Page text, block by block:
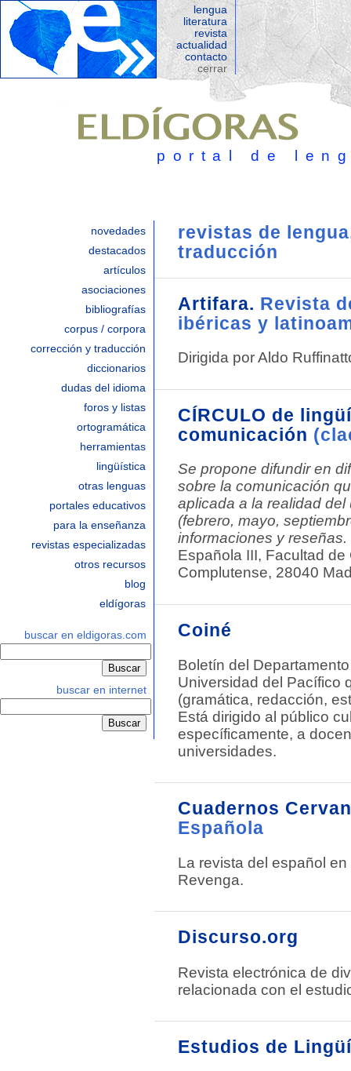
portal de
novedades
destacados
artículos
asociaciones
bibliografías
corpus / corpora
corrección y traducción
diccionarios
dudas del idioma
foros y listas
ortogramática
herramientas
lingüística
otras lenguas
portales educativos
para la enseñanza
revistas especializadas
otros recursos
blog
eldígoras
buscar en eldigoras.com
buscar en internet
revistas de
traducción
Artifara. Revista
ibéricas y
Dirigida por Aldo
CÍRCULO de
comunicación
Se propone difundir en
sobre la comunicación
aplicada a la realidad
(febrero, mayo,
informaciones y reseñas.
Española III, Facultad
Complutense, 28040
Coiné
Boletín del
Universidad del Pacífico
(gramática, redacción,
Está dirigido al público
específicamente, a
universidades.
Cuadernos
Española
La revista del español
Revenga.
Discurso.org
Revista electrónica de
relacionada con el
Estudios de
lengua
literatura
revista
actualidad
contacto
cerrar
portal de lengua
ELDyELE
portal de literatura
porta d'Italia
eda| arte & más
desde el Jazz
concursos
la otra puerta
interiores